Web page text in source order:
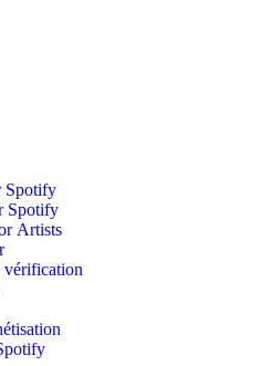
Spotify
Spotify
Artists
vérification